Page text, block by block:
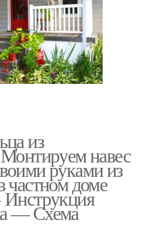
из
навес
руками из
частном доме
— Схема